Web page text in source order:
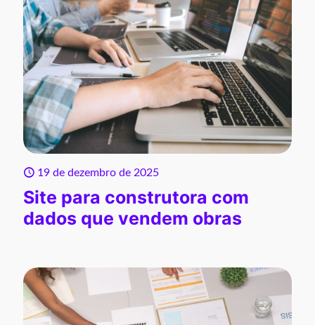
19 de dezembro de 2025
Site para construtora com
dados que vendem obras